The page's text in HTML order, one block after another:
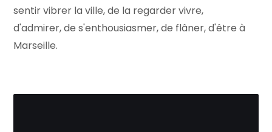
sentir vibrer la ville, de la regarder vivre,
d'admirer, de s'enthousiasmer, de flâner, d'être à
Marseille.